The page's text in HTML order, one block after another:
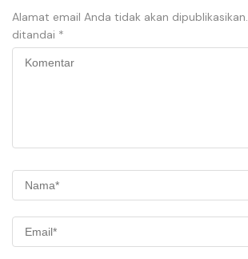
Alamat email Anda tidak akan dipublikasikan.
ditandai *